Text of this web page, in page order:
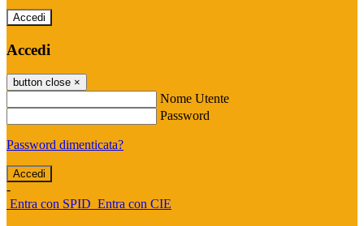
Accedi
Accedi
button close ×
Nome Utente
Password
Password dimenticata?
-
Entra con SPID Entra con CIE